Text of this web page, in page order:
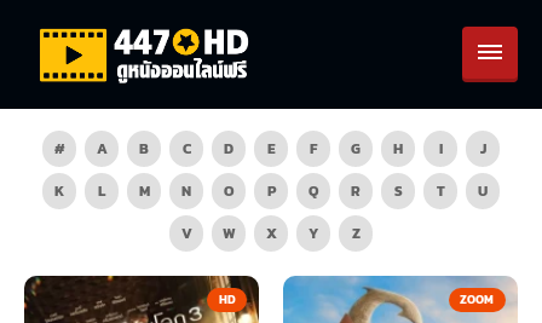
# A B C D E F G H I
J
K
L M N O P Q R S T
U
V
W X Y Z
HD ZOOM